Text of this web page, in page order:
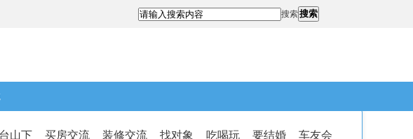
搜索搜索
山下 买房交流 装修交流 找对象 吃喝玩 要结婚
车友会